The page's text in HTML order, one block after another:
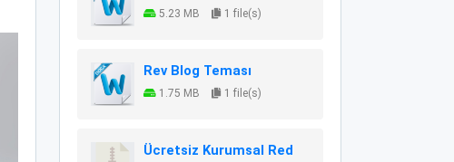
5.23 MB 1 file(s)
Rev Blog Teması
1.75 MB 1 file(s)
Ücretsiz Kurumsal Red